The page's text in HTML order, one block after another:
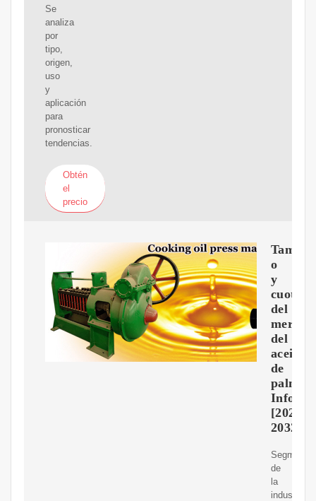
Se
analiza
por
tipo,
origen,
uso
y
aplicación
para
pronosticar
tendencias.
Obtén
el
precio
Tama?
o
y
cuota
del
del
aceite
de
palma|
[2024-
2032]
de
la
industria